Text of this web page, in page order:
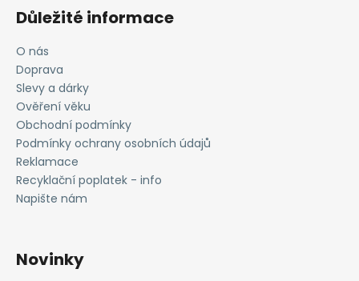
Důležité informace
O nás
Doprava
Slevy a dárky
Ověření věku
Obchodní podmínky
Podmínky ochrany osobních údajů
Reklamace
Recyklační poplatek - info
Napište nám
Novinky